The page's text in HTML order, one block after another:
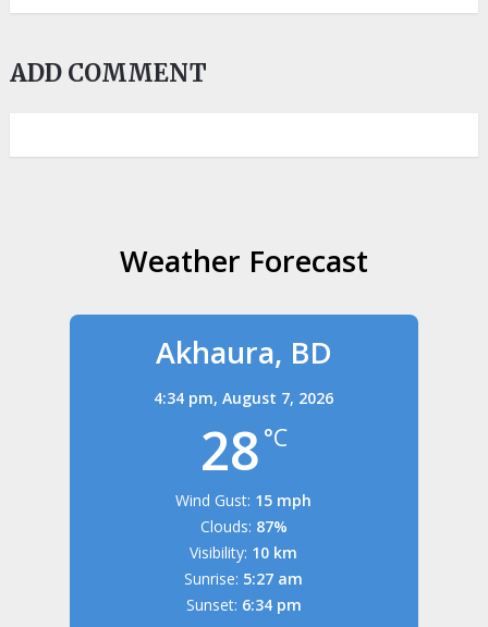
ADD COMMENT
Weather Forecast
Akhaura, BD
4:34 pm,August 7, 2026
28 °C
Wind Gust: 15 mph
Clouds: 87%
Visibility: 10 km
Sunrise: 5:27 am
Sunset: 6:34 pm